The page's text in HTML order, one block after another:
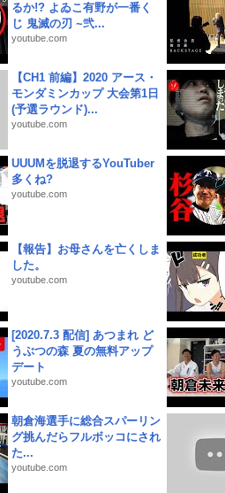
るか!? よゐこ有野が一番く
じ 鬼滅の刃 ~弐...
youtube.com
【CH1 前編】2020 アース・
モンダミンカップ 大会第1日
(予選ラウンド)...
youtube.com
UUUMを脱退するYouTuber
多くね?
youtube.com
【報告】お母さんを亡くしま
した。
youtube.com
[2020.7.3 配信] あつまれ ど
うぶつの森 夏の無料アップ
デート
youtube.com
朝倉海選手に総合スパーリン
グ挑んだらフルボッコにされ
た...
youtube.com